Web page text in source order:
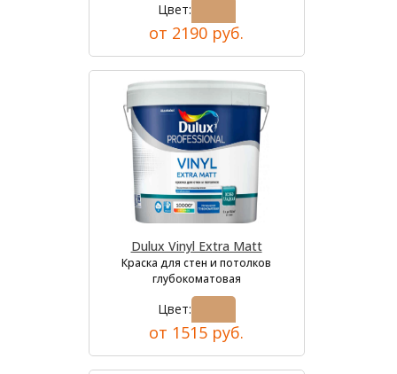
Цвет:
от 2190 руб.
Dulux Vinyl Extra Matt
Краска для стен и потолков
глубокоматовая
Цвет:
от 1515 руб.